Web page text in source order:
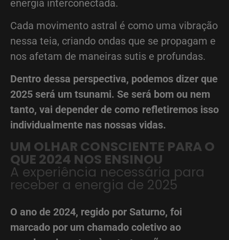
energia interconectada.
Cada movimento astral é como uma vibração
nessa teia, criando ondas que se propagam e
nos afetam de maneiras sutis e profundas.
Dentro dessa perspectiva, podemos dizer que
2025 será um tsunami. Se será bom ou nem
tanto, vai depender de como refletiremos isso
individualmente nas nossas vidas.
UM OLHAR CONSCIENTE PARA O
QUE 2024 NOS ENSINOU
A experiência necessária para
receber a energia de 2025
O ano de 2024, regido por Saturno, foi
marcado por um chamado coletivo ao